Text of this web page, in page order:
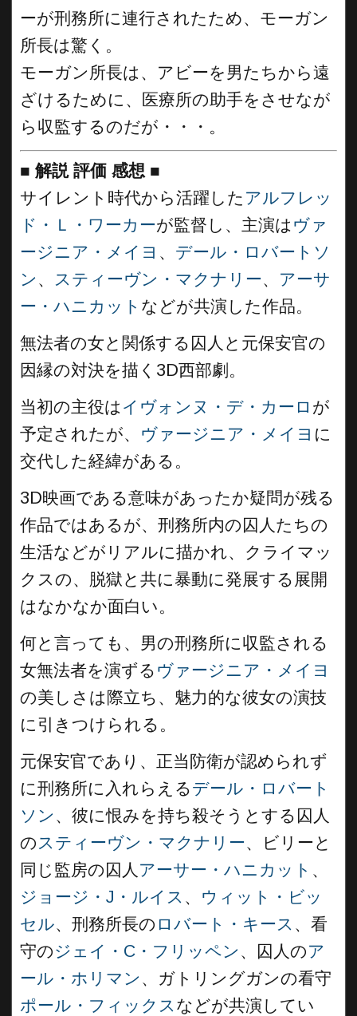
ーが刑務所に連行されたため、モーガン
所長は驚く。
モーガン所長は、アビーを男たちから遠
ざけるために、医療所の助手をさせなが
ら収監するのだが・・・。
■ 解説 評価 感想 ■
サイレント時代から活躍した アルフレッ
ド・Ｌ・ワーカーが監督し、主演はヴァ
ージニア・メイヨ 、 デール・ロバートソ
ン 、 スティーヴン・マクナリー、 アーサ
ー・ハニカット などが共演した作品。
無法者の女と関係する囚人と元保安官の
因縁の対決を描く3D西部劇。
当初の主役はイヴォンヌ・デ・カーロ が
予定されたが、 ヴァージニア・メイヨ に
交代した経緯がある。
3D映画である意味があったか疑問が残る
作品ではあるが、刑務所内の囚人たちの
生活などがリアルに描かれ、クライマッ
クスの、脱獄と共に暴動に発展する展開
はなかなか面白い。
何と言っても、男の刑務所に収監される
女無法者を演ずる ヴァージニア・メイヨ
の美しさは際立ち、魅力的な彼女の演技
に引きつけられる。
元保安官であり、正当防衛が認められず
に刑務所に入れらえるデール・ロバート
ソン 、彼に恨みを持ち殺そうとする囚人
のスティーヴン・マクナリー、ビリーと
同じ監房の囚人 アーサー・ハニカット 、
ジョージ・J・ルイス 、 ウィット・ビッ
セル、刑務所長の ロバート・キース 、看
守のジェイ・C・フリッペン 、囚人のア
ール・ホリマン 、ガトリングガンの看守
ポール・フィックスなどが共演してい